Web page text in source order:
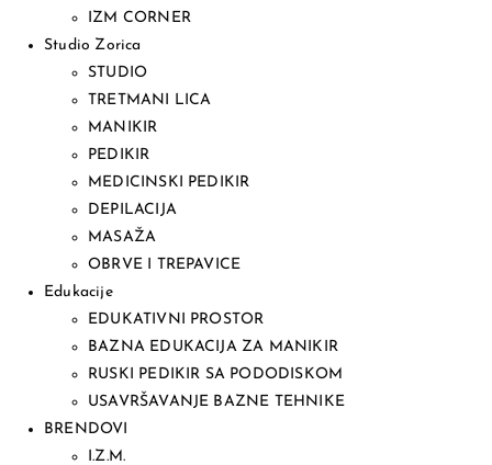
IZM CORNER
Studio Zorica
STUDIO
TRETMANI LICA
MANIKIR
PEDIKIR
MEDICINSKI PEDIKIR
DEPILACIJA
MASAŽA
OBRVE I TREPAVICE
Edukacije
EDUKATIVNI PROSTOR
BAZNA EDUKACIJA ZA MANIKIR
RUSKI PEDIKIR SA PODODISKOM
USAVRŠAVANJE BAZNE TEHNIKE
BRENDOVI
I.Z.M.